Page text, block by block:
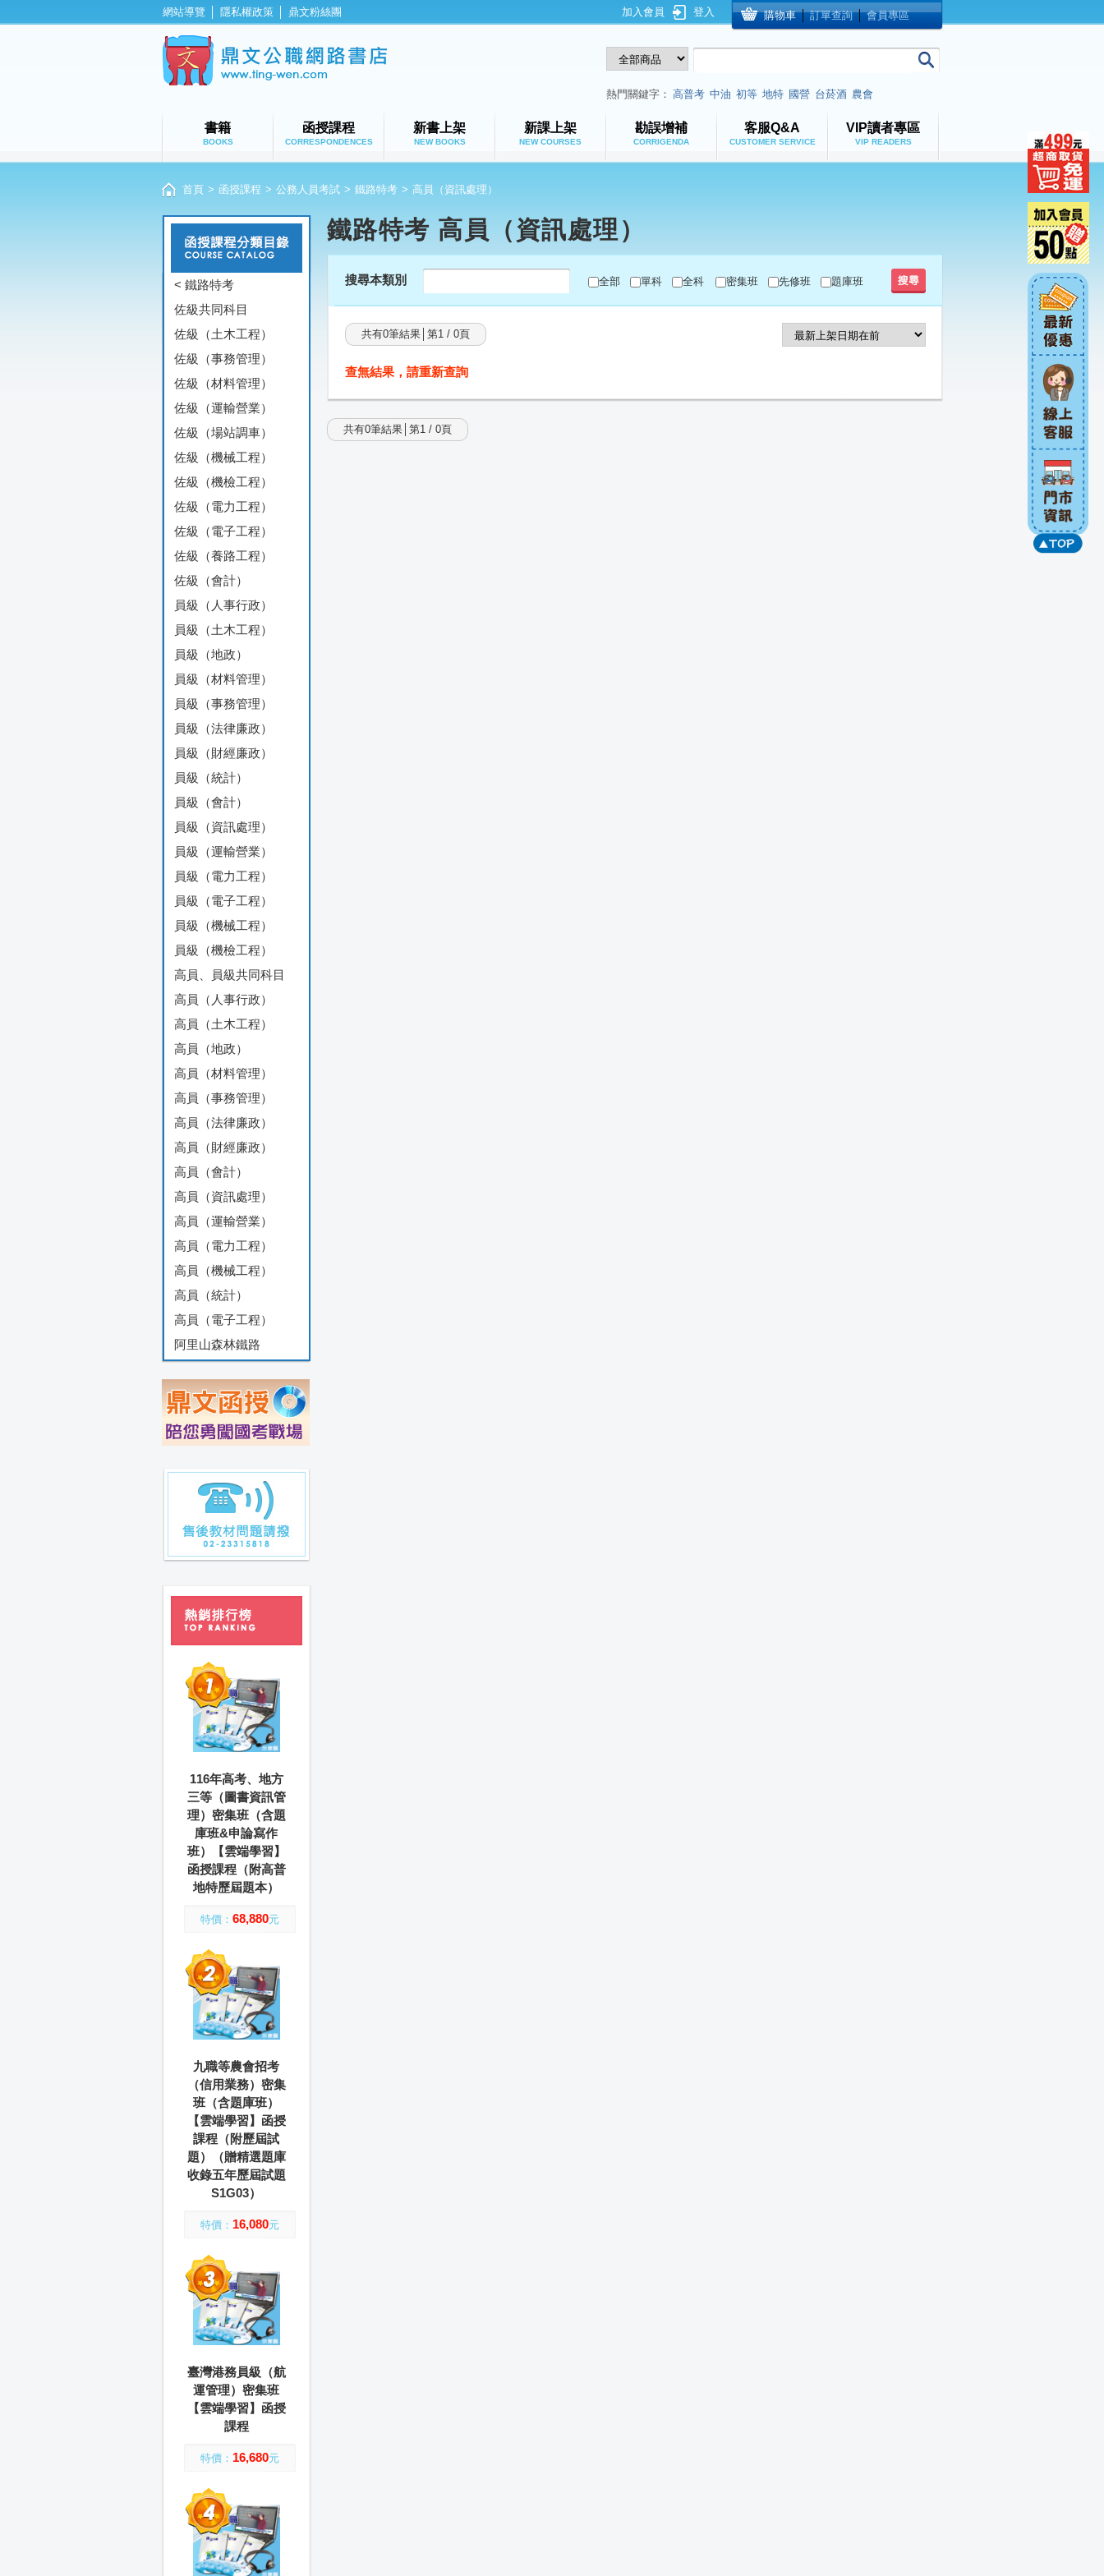
網站導覽 隱私權政策 鼎文粉絲團 購物車 │訂單查詢 │會員專區
登入
加入會員
鼎文公職網路書店
熱門關鍵字： 高普考 中油 初等 地特 國營 台菸酒 農會
書籍
BOOKS
函授課程
CORRESPONDENCES
新書上架
NEW BOOKS
新課上架
NEW COURSES
勘誤增補
CORRIGENDA
客服Q&A
CUSTOMER SERVICE
VIP讀者專區
VIP READERS
首頁 > 函授課程 > 公務人員考試 > 鐵路特考 > 高員（資訊處理）
< 鐵路特考
佐級共同科目
佐級（土木工程）
佐級（事務管理）
佐級（材料管理）
佐級（運輸營業）
佐級（場站調車）
佐級（機械工程）
佐級（機檢工程）
佐級（電力工程）
佐級（電子工程）
佐級（養路工程）
佐級（會計）
員級（人事行政）
員級（土木工程）
員級（地政）
員級（材料管理）
員級（事務管理）
員級（法律廉政）
員級（財經廉政）
員級（統計）
員級（會計）
員級（資訊處理）
員級（運輸營業）
員級（電力工程）
員級（電子工程）
員級（機械工程）
員級（機檢工程）
高員、員級共同科目
高員（人事行政）
高員（土木工程）
高員（地政）
高員（材料管理）
高員（事務管理）
高員（法律廉政）
高員（財經廉政）
高員（會計）
高員（資訊處理）
高員（運輸營業）
高員（電力工程）
高員（機械工程）
高員（統計）
高員（電子工程）
阿里山森林鐵路
116年高考、地方
三等（圖書資訊管
理）密集班（含題
庫班&申論寫作
班）【雲端學習】
函授課程（附高普
地特歷屆題本）
特價： 68,880元
九職等農會招考
（信用業務）密集
班（含題庫班）
【雲端學習】函授
課程（附歷屆試
題）（贈精選題庫
收錄五年歷屆試題
S1G03）
特價： 16,080元
臺灣港務員級（航
運管理）密集班
【雲端學習】函授
課程
特價： 16,680元
鐵路特考 高員（資訊處理）
搜尋本類別 全部 單科 全科 密集班 先修班 題庫班
共有0筆結果│第1 / 0頁
查無結果，請重新查詢
共有0筆結果│第1 / 0頁